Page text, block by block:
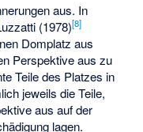
aus. In
(1978)[8]
Domplatz aus
Perspektive aus zu
Teile des Platzes in
jeweils die Teile,
aus auf der
lagen.